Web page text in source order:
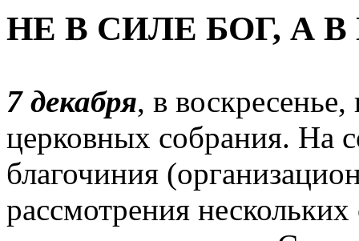
НЕ В СИЛЕ БОГ, А В
7 декабря, в воскресенье,
церковных собрания. На
благочиния
рассмотрения